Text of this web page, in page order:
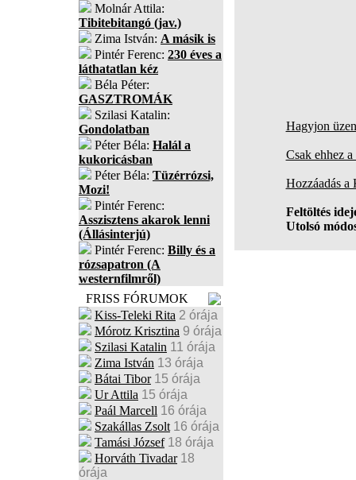
Molnár Attila:
Tibitebitangó (jav.)
Zima István: A másik is
Pintér Ferenc: 230 éves a
láthatatlan kéz
Béla Péter:
GASZTROMÁK
Szilasi Katalin:
Gondolatban
Péter Béla: Halál a
kukoricásban
Péter Béla: Tüzérrózsi,
Mozi!
Pintér Ferenc:
Asszisztens akarok lenni
(Állásinterjú)
Pintér Ferenc: Billy és a
rózsapatron (A
westernfilmről)
FRISS FÓRUMOK
Kiss-Teleki Rita 2 órája
Mórotz Krisztina 9 órája
Szilasi Katalin 11 órája
Zima István 13 órája
Bátai Tibor 15 órája
Ur Attila 15 órája
Paál Marcell 16 órája
Szakállas Zsolt 16 órája
Tamási József 18 órája
Horváth Tivadar 18
órája
Hagyjon
Csak ehhez
Hozzáadás
Feltöltés
Utolsó